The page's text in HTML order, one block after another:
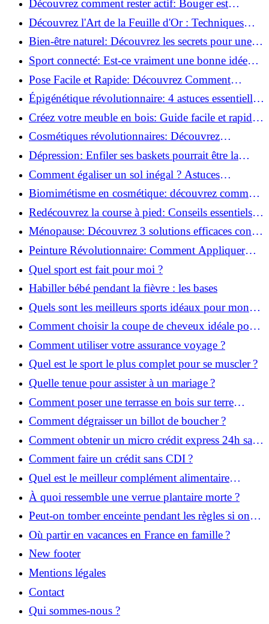
Découvrez comment rester actif: Bouger est
toujours possible!
Découvrez l'Art de la Feuille d'Or : Techniques
Incontournables pour Réussir!
Bien-être naturel: Découvrez les secrets pour une
vie saine!
Sport connecté: Est-ce vraiment une bonne idée
pour vous?
Pose Facile et Rapide: Découvrez Comment
Monter des Carreaux de Béton Cellulaire!
Épigénétique révolutionnaire: 4 astuces essentielles
pour transformer votre bien-être!
Créez votre meuble en bois: Guide facile et rapide
pour débutants!
Cosmétiques révolutionnaires: Découvrez
comment les fermes verticales transforment la
beauté!
Dépression: Enfiler ses baskets pourrait être la
solution!
Comment égaliser un sol inégal ? Astuces
infaillibles pour réussir !
Biomimétisme en cosmétique: découvrez comment
la nature inspire l'avenir des soins beauté!
Redécouvrez la course à pied: Conseils essentiels
pour reprendre!
Ménopause: Découvrez 3 solutions efficaces contre
les bouffées de chaleur!
Peinture Révolutionnaire: Comment Appliquer
Deux Couleurs Sur Une Porte!
Quel sport est fait pour moi ?
Habiller bébé pendant la fièvre : les bases
Quels sont les meilleurs sports idéaux pour mon
enfant ?
Comment choisir la coupe de cheveux idéale pour
votre visage ?
Comment utiliser votre assurance voyage ?
Quel est le sport le plus complet pour se muscler ?
Quelle tenue pour assister à un mariage ?
Comment poser une terrasse en bois sur terre
battue ?
Comment dégraisser un billot de boucher ?
Comment obtenir un micro crédit express 24h sans
justificatif ?
Comment faire un crédit sans CDI ?
Quel est le meilleur complément alimentaire
cheveux efficace ? Notre avis dans cet article
À quoi ressemble une verrue plantaire morte ?
Peut-on tomber enceinte pendant les règles si on
prend la pilule ?
Où partir en vacances en France en famille ?
New footer
Mentions légales
Contact
Qui sommes-nous ?